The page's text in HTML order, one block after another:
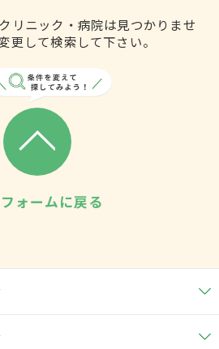
リニック・病院は見つかりませ
更して検索して下さい。
ォームに戻る